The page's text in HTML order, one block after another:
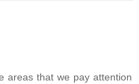
areas that we pay attention